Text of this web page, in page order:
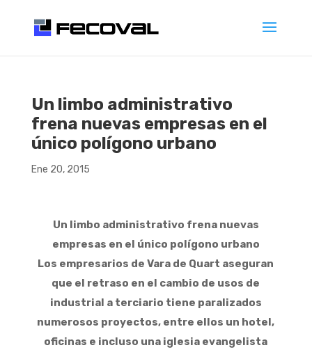
Un limbo administrativo
frena nuevas empresas en el
único polígono urbano
Ene 20, 2015
Un limbo administrativo frena nuevas
empresas en el único polígono urbano
Los empresarios de Vara de Quart aseguran
que el retraso en el cambio de usos de
industrial a terciario tiene paralizados
numerosos proyectos, entre ellos un hotel,
oficinas e incluso una iglesia evangelista